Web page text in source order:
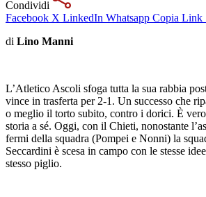
Condividi
Facebook X LinkedIn Whatsapp Copia Link
di Lino Manni
L’Atletico Ascoli sfoga tutta la sua rabbia
vince in trasferta per 2-1. Un successo che
o meglio il torto subito, contro i dorici. È
storia a sé. Oggi, con il Chieti, nonostante
fermi della squadra (Pompei e Nonni) la
Seccardini è scesa in campo con le stesse
stesso piglio.